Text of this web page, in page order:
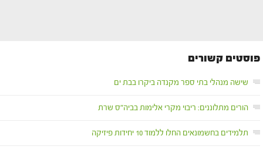
פוסטים קשורים
שישה מנהלי בתי ספר מקנדה ביקרו בבת ים
הורים מתלוננים: ריבוי מקרי אלימות בביה"ס שרת
תלמידים בחשמונאים החלו ללמוד 10 יחידות פיזיקה